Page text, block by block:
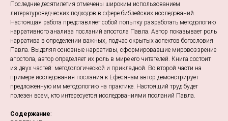
Последние десятилетия отмечены широким использованием
литературоведческих подходов в сфере библейских исследований.
Настоящая работа представляет собой попытку разработать методологию
нарративного анализа посланий апостола Павла. Автор показывает роль
нарратива в определении важных, подчас скрытых аспектов богословия
Павла. Выделяя основные нарративы, сформировавшие мировоззрение
апостола, автор определяет их роль в мире его читателей. Книга состоит
из двух частей: методологической и прикладной. Во второй части на
примере исследования послания к Ефесянам автор демонстрирует
предложенную им методологию на практике. Настоящий труд будет
полезен всем, кто интересуется исследованиями посланий Павла.
Содержание: